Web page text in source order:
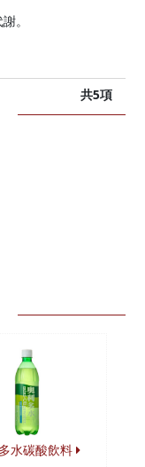
。
共5項
水碳酸飲料